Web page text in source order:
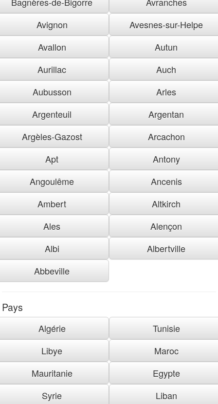
Avignon
Avesnes-sur-Helpe
Avallon
Autun
Aurillac
Auch
Aubusson
Arles
Argenteuil
Argentan
Argèles-Gazost
Arcachon
Apt
Antony
Angoulême
Ancenis
Ambert
Altkirch
Ales
Alençon
Albi
Albertville
Abbeville
Pays
Algérie
Tunisie
Libye
Maroc
Mauritanie
Egypte
Syrie
Liban